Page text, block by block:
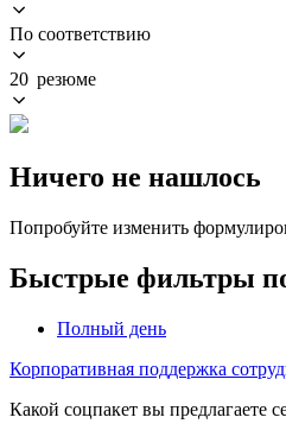
По соответствию
20 резюме
Ничего не нашлось
Попробуйте изменить
Быстрые фильтры
Полный день
Корпоративная поддержка
Какой соцпакет вы предлагаете